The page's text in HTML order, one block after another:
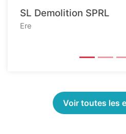
SL Demolition SPRL
Ere
Voir toutes les